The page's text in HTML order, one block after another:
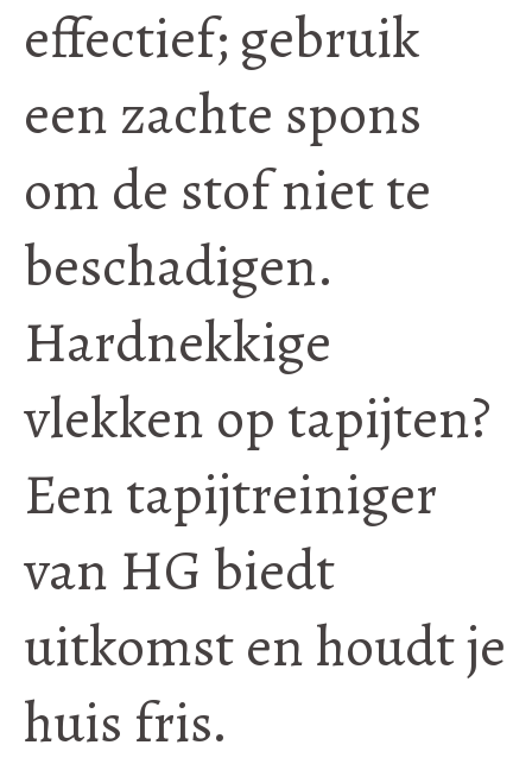
effectief; gebruik
een zachte spons
om de stof niet te
beschadigen.
Hardnekkige
vlekken op tapijten?
Een tapijtreiniger
van HG biedt
uitkomst en houdt je
huis fris.